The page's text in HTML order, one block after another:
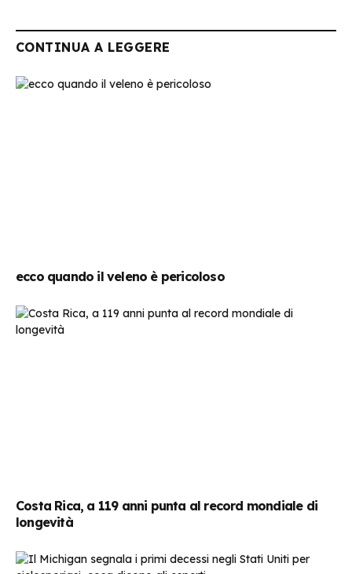
CONTINUA A LEGGERE
ecco quando il veleno è pericoloso
Costa Rica, a 119 anni punta al record mondiale di
longevità